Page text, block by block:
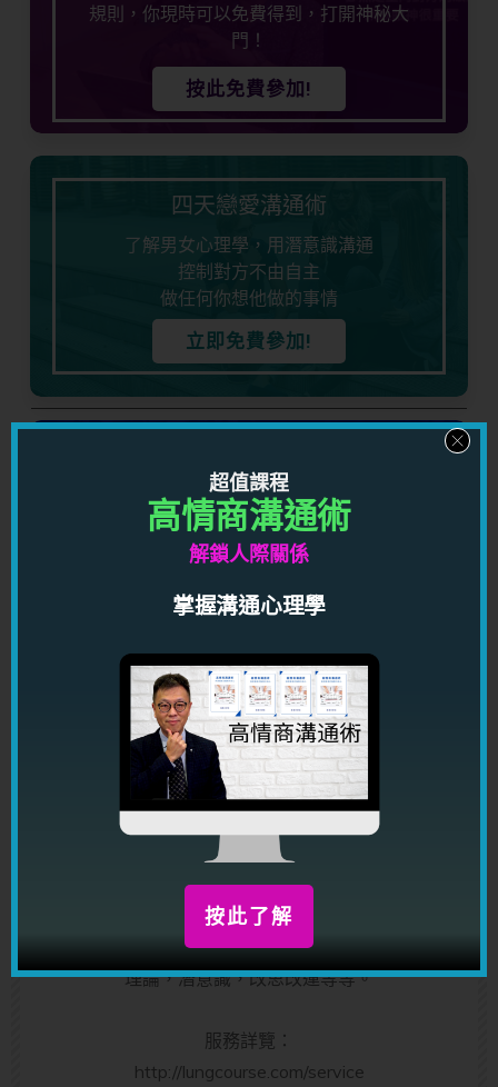
規則，你現時可以免費得到，打開神秘大
門！
按此免費參加!
四天戀愛溝通術
了解男女心理學，用潛意識溝通
控制對方不由自主
做任何你想他做的事情
立即免費參加!
了解男人心理，知道男人想法，對你的感情有莫大
益處！
關於作者
龍震天
龍震天，玄學家，作家，擅長替客人分析感情問題，
推算姻緣運，一生運程，同一時間也是課程講師；出
版書籍超過三十本，題材包括心理學，身體語言，行
為解碼學，男女感情技巧，男女感情個案分析，感情
理論，潛意識，改思改運等等。
服務詳覽：
http://lungcourse.com/service
超值課程
高情商溝通術
解鎖人際關係
掌握溝通心理學
按此了解